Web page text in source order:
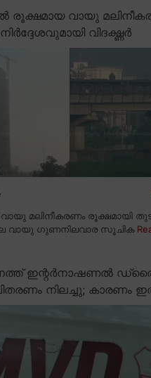
രൂക്ഷമായ വായു
വിദഗ്ദ്ധർ
വായു മലിനീകരണം രൂക്ഷമായി
വായു ഗുണനിലവാര സൂചിക
ഇന്റർനാഷണൽ
വിതരണം നിലച്ചു; കാരണം